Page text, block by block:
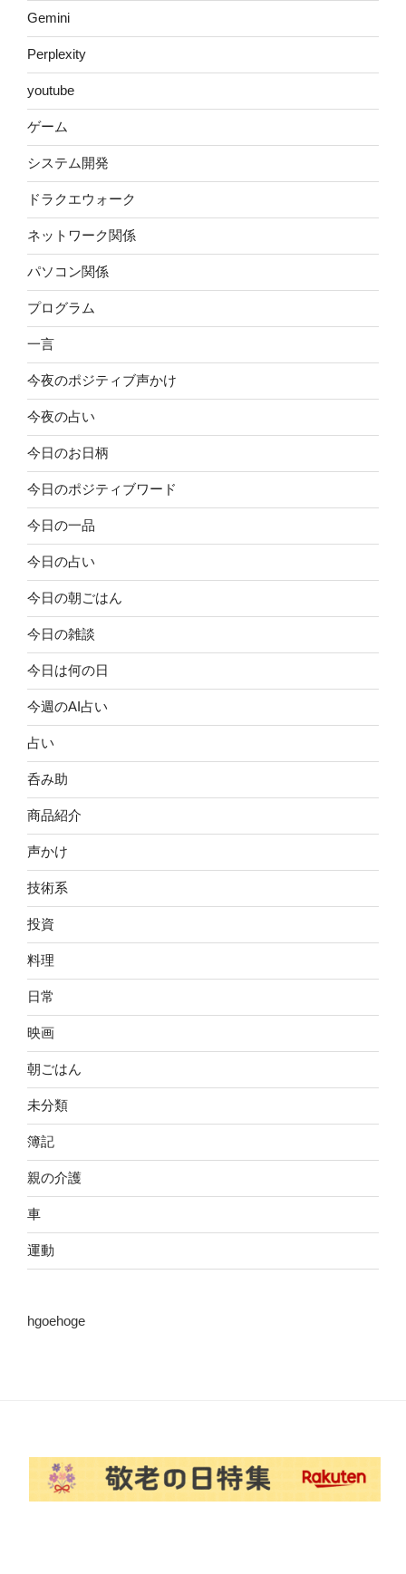
Gemini
Perplexity
youtube
ゲーム
システム開発
ドラクエウォーク
ネットワーク関係
パソコン関係
プログラム
一言
今夜のポジティブ声かけ
今夜の占い
今日のお日柄
今日のポジティブワード
今日の一品
今日の占い
今日の朝ごはん
今日の雑談
今日は何の日
今週のAI占い
占い
呑み助
商品紹介
声かけ
技術系
投資
料理
日常
映画
朝ごはん
未分類
簿記
親の介護
車
運動
hgoehoge